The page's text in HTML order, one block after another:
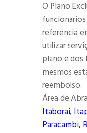
O Plano
referencia
utilizar
plano e dos
mesmos
reembolso.
Área de
Itaborai,
Paracambi,